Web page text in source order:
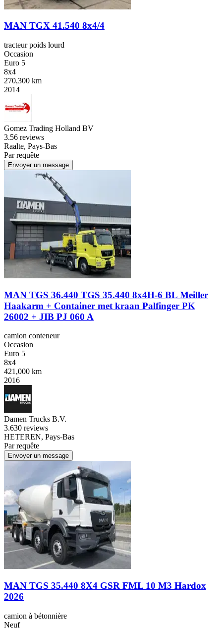
MAN TGX 41.540 8x4/4
tracteur poids lourd
Occasion
Euro 5
8x4
270,300 km
2014
Gomez Trading Holland BV
3.56 reviews
Raalte, Pays-Bas
Par requête
Envoyer un message
MAN TGS 36.440 TGS 35.440 8x4H-6 BL Meiller
Haakarm + Container met kraan Palfinger PK
26002 + JIB PJ 060 A
camion conteneur
Occasion
Euro 5
8x4
421,000 km
2016
Damen Trucks B.V.
3.630 reviews
HETEREN, Pays-Bas
Par requête
Envoyer un message
MAN TGS 35.440 8X4 GSR FML 10 M3 Hardox
2026
camion à bétonnière
Neuf